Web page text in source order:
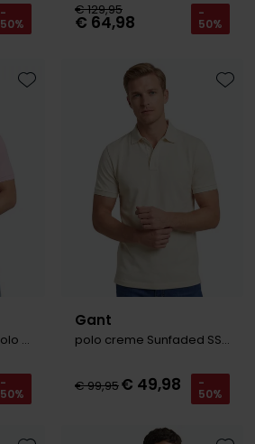
-
50%
€ 129,95
€ 64,98 -
50%
regular fit 2 knoops polo roze
-
50%
Toevoegen aan favorieten
Gant
polo creme Sunfaded SS Polo effen
€ 99,95€ 49,98 -
50%